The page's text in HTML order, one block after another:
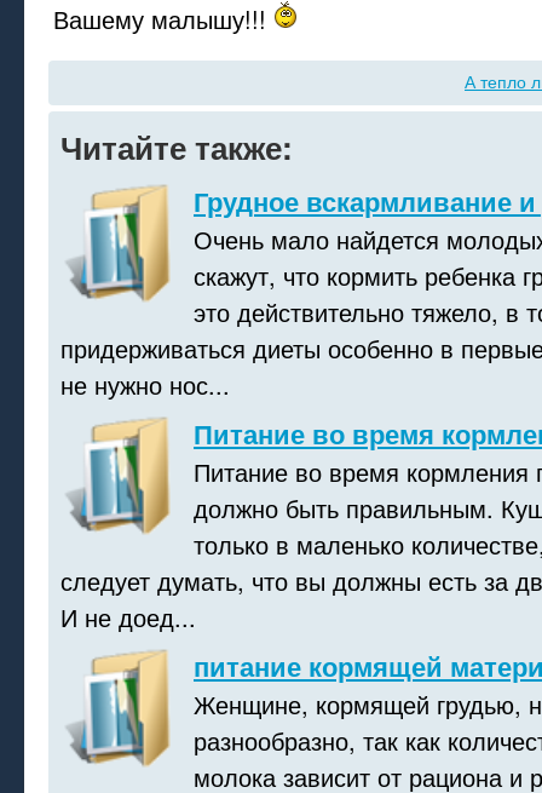
Вашему малышу!!!
А тепло
Читайте также:
Грудное вскармливание
Очень мало найдется
скажут, что кормить ребенка
это действительно тяжело, в
придерживаться диеты особенно в
не нужно нос...
Питание во время
Питание во время кормления
должно быть правильным.
только в маленько
следует думать, что вы должны есть за
И не доед...
питание кормящей
Женщине, кормящей грудью,
разнообразно, так как
молока зависит от рациона и